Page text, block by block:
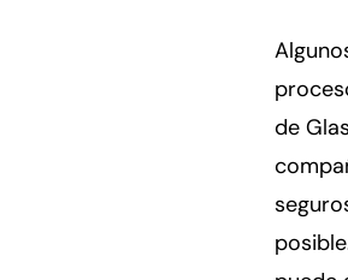
de